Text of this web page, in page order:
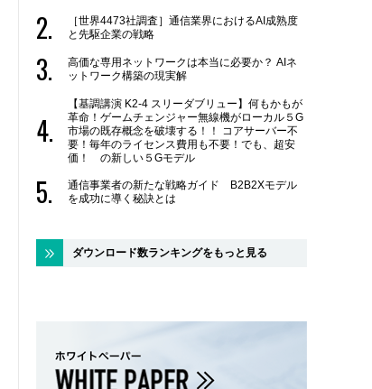
［世界4473社調査］通信業界におけるAI成熟度
と先駆企業の戦略
高価な専用ネットワークは本当に必要か？ AIネ
ットワーク構築の現実解
【基調講演 K2-4 スリーダブリュー】何もかもが
革命！ゲームチェンジャー無線機がローカル５G
市場の既存概念を破壊する！！ コアサーバー不
要！毎年のライセンス費用も不要！でも、超安
価！ の新しい５Gモデル
通信事業者の新たな戦略ガイド B2B2Xモデル
を成功に導く秘訣とは
ダウンロード数ランキングをもっと見る